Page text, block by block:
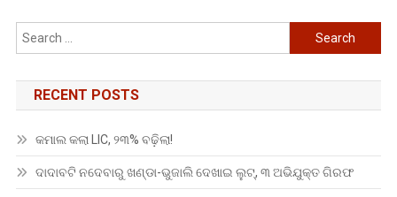
navigation
Search
for:
RECENT POSTS
କମାଲ କଲା LIC, ୨୩% ବଢ଼ିଲା!
ଦାଦାବଟି ନଦେବାରୁ ଖଣ୍ଡା-ଭୁଜାଲି ଦେଖାଇ ଲୁଟ୍, ୩ ଅଭିଯୁକ୍ତ ଗିରଫ